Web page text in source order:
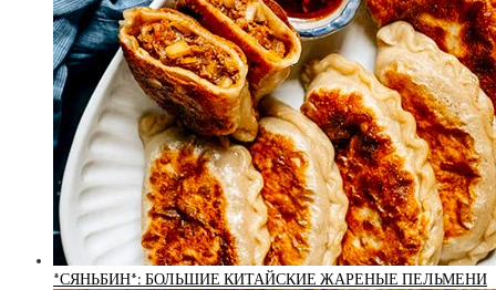
*СЯНЬБИН*: БОЛЬШИЕ КИТАЙСКИЕ ЖАРЕНЫЕ ПЕЛЬМЕНИ